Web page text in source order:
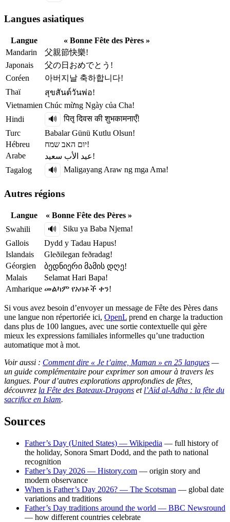
Langues asiatiques
Langue
« Bonne Fête des Pères »
Mandarin
父親節快樂!
Japonais
父の日おめでとう!
Coréen
아버지날 축하합니다!
Thaï
สุขสันต์วันพ่อ!
Vietnamien Chúc mừng Ngày của Cha!
Hindi
🔊
पितृ दिवस की शुभकामनाएँ!
Turc
Babalar Günü Kutlu Olsun!
Hébreu
יום האב שמח!
Arabe
عيد الأب سعيد!
Tagalog
🔊 Maligayang Araw ng mga Ama!
Autres régions
Langue
« Bonne Fête des Pères »
Swahili
🔊
Siku ya Baba Njema!
Gallois
Dydd y Tadau Hapus!
Islandais
Gleðilegan feðradag!
Géorgien
ბედნიერი მამის დღე!
Malais
Selamat Hari Bapa!
Amharique መልካም የአባቶች ቀን!
Si vous avez besoin d’envoyer un message de Fête des Pères dans
une langue non répertoriée ici, OpenL prend en charge la traduction
dans plus de 100 langues, avec une sortie contextuelle qui gère
mieux les expressions familiales informelles qu’une traduction
automatique mot à mot.
Voir aussi : Comment dire « Je t’aime, Maman » en 25 langues —
un guide complémentaire pour exprimer son amour à travers les
langues. Pour d’autres explorations approfondies de fêtes,
découvrez la Fête des Bateaux-Dragons et l’Aïd al-Adha : la fête du
sacrifice en Islam.
Sources
Father’s Day (United States) — Wikipedia — full history of
the holiday, Sonora Smart Dodd, and the path to national
recognition
Father’s Day 2026 — History.com — origin story and
modern observance
When is Father’s Day 2026? — The Scotsman — global date
variations and traditions
Father’s Day traditions around the world — BBC Newsround
— how different countries celebrate